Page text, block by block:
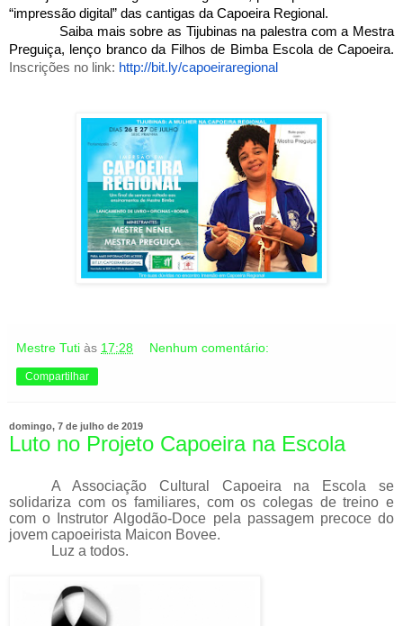
“impressão digital” das cantigas da Capoeira Regional.
Saiba mais sobre as Tijubinas na palestra com a Mestra
Preguiça, lenço branco da Filhos de Bimba Escola de Capoeira.
Inscrições no link: http://bit.ly/capoeiraregional
Mestre Tuti às 17:28 Nenhum comentário:
Compartilhar
domingo, 7 de julho de 2019
Luto no Projeto Capoeira na Escola
A Associação Cultural Capoeira na Escola se
solidariza com os familiares, com os colegas de treino e
com o Instrutor Algodão-Doce pela passagem precoce do
jovem capoeirista Maicon Bovee.
Luz a todos.